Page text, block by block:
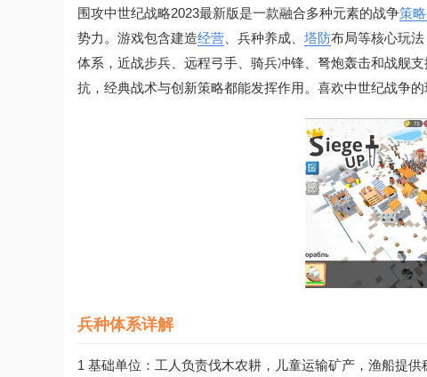
围攻中世纪战略2023最新版是一款融合多种元素的战争策
势力。游戏包含建造经营 、兵种养成、 塔防布局等核心玩
体系，近战步兵、远程弓手、骑兵冲锋、弩炮轰击和战舰
抗，经典战术与创新策略都能发挥作用。喜欢中世纪战争
兵种体系详解
1 基础单位：工人负责伐木农耕，儿童运输矿产，渔船提供